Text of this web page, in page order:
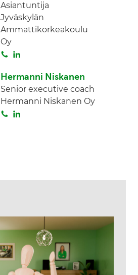
Asiantuntija
Jyväskylän
Ammattikorkeakoulu
Oy
S
i
t
a
n
k
e
Hermanni Niskanen
Senior executive coach
Hermanni Niskanen Oy
S